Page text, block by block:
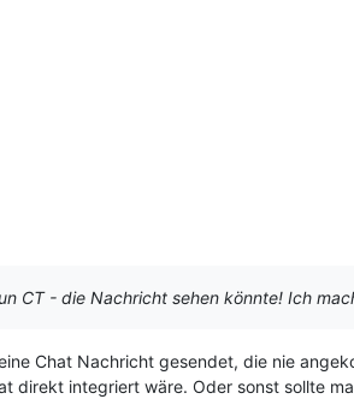
CT - die Nachricht sehen könnte! Ich
Chat Nachricht gesendet, die nie
direkt integriert wäre. Oder sonst sollte